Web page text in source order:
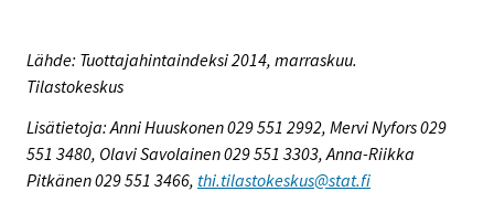
Lähde: Tuottajahintaindeksi 2014, marraskuu.
Tilastokeskus
Lisätietoja: Anni Huuskonen 029 551 2992, Mervi Nyfors 029
551 3480, Olavi Savolainen 029 551 3303, Anna-Riikka
Pitkänen 029 551 3466, thi.tilastokeskus@stat.fi